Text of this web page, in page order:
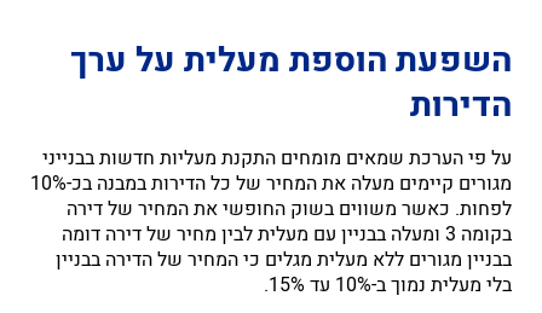
השפעת הוספת מעלית על ערך
הדירות
על פי הערכת שמאים מומחים התקנת מעליות חדשות בבנייני
מגורים קיימים מעלה את המחיר של כל הדירות במבנה בכ-10%
לפחות. כאשר משווים בשוק החופשי את המחיר של דירה
בקומה 3 ומעלה בבניין עם מעלית לבין מחיר של דירה דומה
בבניין מגורים ללא מעלית מגלים כי המחיר של הדירה בבניין
בלי מעלית נמוך ב-10% עד 15%.